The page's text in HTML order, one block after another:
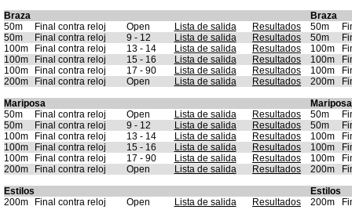
Braza
Braza
50m
Final contra reloj Open Lista de salida Resultados 50m
50m
Final contra reloj 9 - 12 Lista de salida Resultados 50m
100m
Final contra reloj 13 - 14 Lista de salida Resultados 100m
100m
Final contra reloj 15 - 16 Lista de salida Resultados 100m
100m
Final contra reloj 17 - 90 Lista de salida Resultados 100m
200m
Final contra reloj Open Lista de salida Resultados 200m
Mariposa
Mariposa
50m
Final contra reloj Open Lista de salida Resultados 50m
50m
Final contra reloj 9 - 12 Lista de salida Resultados 50m
100m
Final contra reloj 13 - 14 Lista de salida Resultados 100m
100m
Final contra reloj 15 - 16 Lista de salida Resultados 100m
100m
Final contra reloj 17 - 90 Lista de salida Resultados 100m
200m
Final contra reloj Open Lista de salida Resultados 200m
Estilos
Estilos
200m
Final contra reloj Open Lista de salida Resultados 200m